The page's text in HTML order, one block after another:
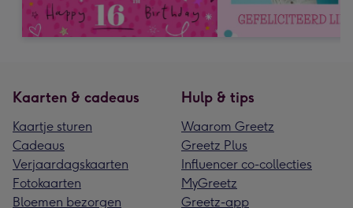
Kaarten & cadeaus
Kaartje sturen
Cadeaus
Verjaardagskaarten
Fotokaarten
Bloemen bezorgen
Hulp & tips
Waarom Greetz
Greetz Plus
Influencer co-collecties
MyGreetz
Greetz-app